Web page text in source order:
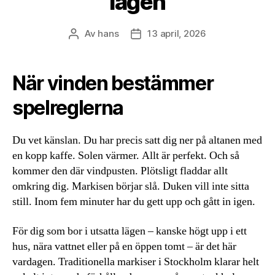
Inläggsförfattare
Av hans Inläggsdatum
13 april, 2026
När vinden bestämmer
spelreglerna
Du vet känslan. Du har precis satt dig ner på altanen med
en kopp kaffe. Solen värmer. Allt är perfekt. Och så
kommer den där vindpusten. Plötsligt fladdar allt
omkring dig. Markisen börjar slå. Duken vill inte sitta
still. Inom fem minuter har du gett upp och gått in igen.
För dig som bor i utsatta lägen – kanske högt upp i ett
hus, nära vattnet eller på en öppen tomt – är det här
vardagen. Traditionella markiser i Stockholm klarar helt